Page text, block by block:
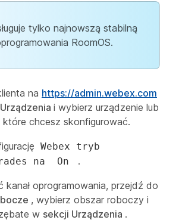
tylko najnowszą stabilną
RoomOS.
na https://admin.webex.com
Urządzenia i wybierz urządzenie lub
które chcesz skonfigurować.
Webex tryb
na
On .
kanał oprogramowania, przejdź do
, wybierz obszar roboczy i
w sekcji Urządzenia .